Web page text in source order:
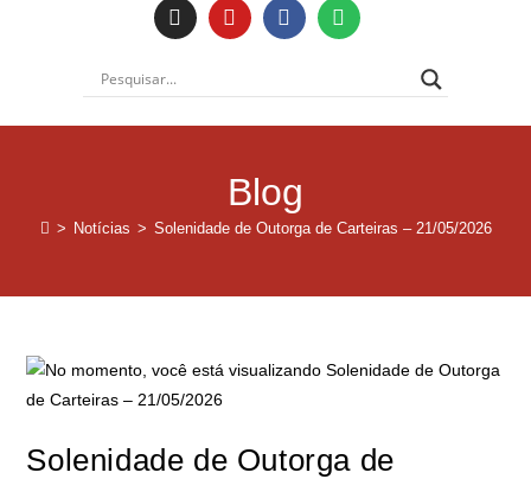
Blog
> Notícias > Solenidade de Outorga de Carteiras – 21/05/2026
Solenidade de Outorga de